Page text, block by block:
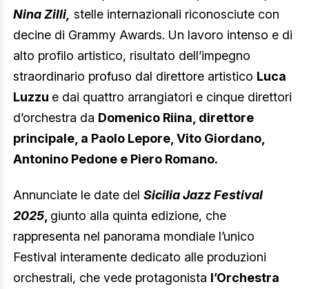
Nina Zilli, stelle internazionali riconosciute con
decine di Grammy Awards. Un lavoro intenso e di
alto profilo artistico, risultato dell’impegno
straordinario profuso dal direttore artistico Luca
Luzzu e dai quattro arrangiatori e cinque direttori
d’orchestra da Domenico Riina, direttore
principale, a Paolo Lepore, Vito Giordano,
Antonino Pedone e Piero Romano.
Annunciate le date del Sicilia Jazz Festival
2025 giunto alla quinta edizione, che
rappresenta nel panorama mondiale l’unico
Festival interamente dedicato alle produzioni
orchestrali, che vede protagonista l’Orchestra